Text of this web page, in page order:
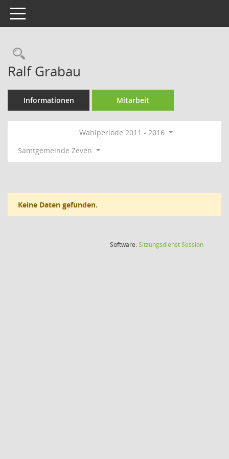
Toggle navigation
Rechercheauswahl
Ralf Grabau
Informationen Mitarbeit
Wahlperiode 2011 - 2016
Samtgemeinde Zeven
Keine Daten gefunden.
Software:SitzungsdienstSession(Wird in